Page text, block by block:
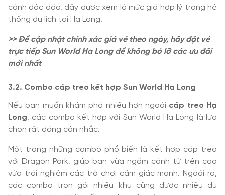
cảnh độc đáo, đây được xem là mức giá hợp lý trong hệ
thống du lịch tại Hạ Long.
>> Để cập nhật chính xác giá vé theo ngày, hãy đặt vé
trực tiếp Sun World Ha Long để không bỏ lỡ các ưu đãi
mới nhất
3.2. Combo cáp treo kết hợp Sun World Ha Long
Nếu bạn muốn khám phá nhiều hơn ngoài cáp treo Hạ
Long, các combo kết hợp với Sun World Ha Long là lựa
chọn rất đáng cân nhắc.
Một trong những combo phổ biến là kết hợp cáp treo
với Dragon Park, giúp bạn vừa ngắm cảnh từ trên cao
vừa trải nghiệm các trò chơi cảm giác mạnh. Ngoài ra,
các combo trọn gói nhiều khu cũng được nhiều du